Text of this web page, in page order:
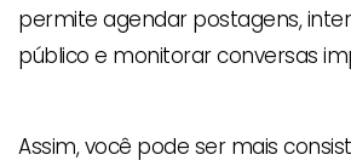
permite agendar postagens,
público e monitorar conversas
Assim, você pode ser mais